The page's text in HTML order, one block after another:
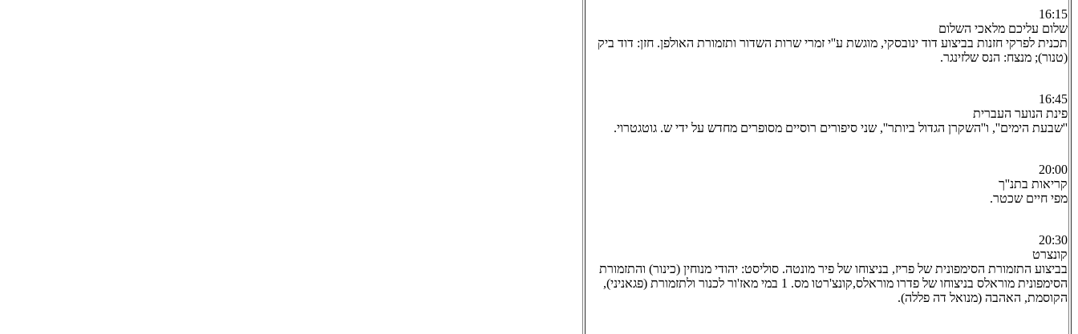
16:15
שלום עליכם מלאכי השלום
תכנית לפרקי חזנות בביצוע דוד ינובסקי, מוגשת ע''י זמרי שרות השדור ותזמורת האולפן. חזן: דוד ביק
(טנור); מנצח: הנס שלזינגר.
16:45
פינת הנוער העברית
''שבעת הימים'', ו''השקרן הגדול ביותר'', שני סיפורים רוסיים מסופרים מחדש על ידי ש. גוטגטרוי.
20:00
קריאות בתנ''ך
מפי חיים שכטר.
20:30
קונצרט
בביצוע התזמורת הסימפונית של פריז, בניצוחו של פיר מונטה. סוליסט: יהודי מנוחין (כינור) והתזמורת
הסימפונית מוראלס בניצוחו של פדרו מוראלס,קונצ'רטו מס. 1 במי מאז'ור לכנור ולתזמורת (פגאניני),
הקוסמת, האהבה (מנואל דה פללה).